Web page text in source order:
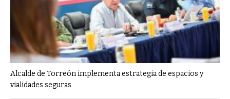
Alcalde de Torreón implementa estrategia de espacios y
vialidades seguras